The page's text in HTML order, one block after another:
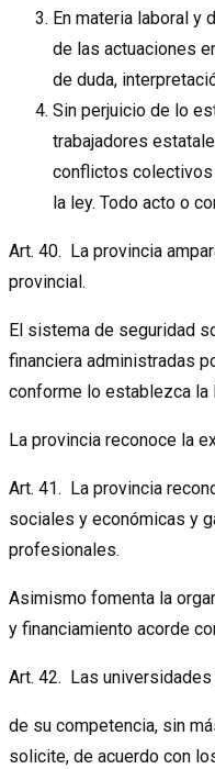
En materia laboral
de las actuaciones
de duda,
Sin perjuicio de lo
trabajadores
conflictos colectivos
la ley. Todo acto o
Art. 40. La provincia
provincial.
El sistema de seguridad
financiera administradas
conforme lo establezca la
La provincia reconoce la
Art. 41. La provincia
sociales y económicas y
profesionales.
Asimismo fomenta la
y financiamiento acorde
Art. 42. Las
de su competencia, sin
solicite, de acuerdo con